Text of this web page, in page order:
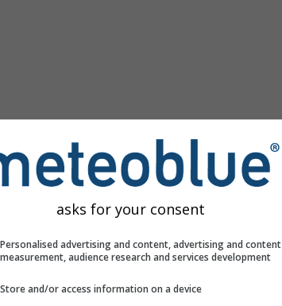
asks for your consent
Personalised advertising and content, advertising and content
measurement, audience research and services development
Store and/or access information on a device